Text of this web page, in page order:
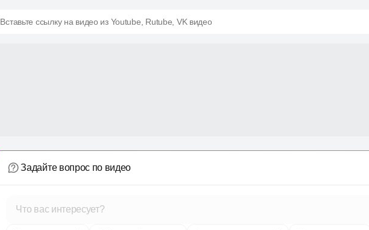
Вставьте ссылку на видео из Youtube, Rutube, VK видео
Задайте вопрос по видео
Что вас интересует?